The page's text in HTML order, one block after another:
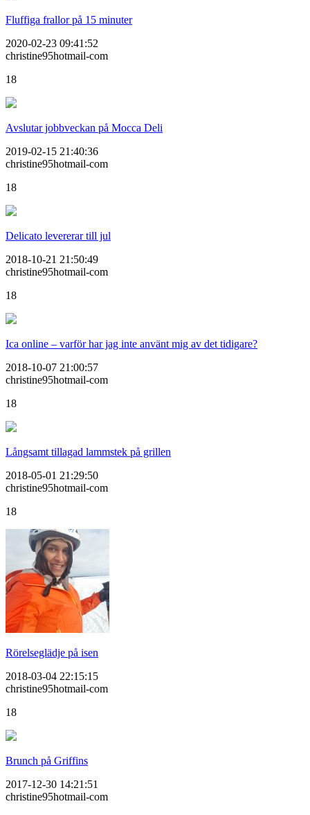
Fluffiga frallor på 15 minuter
2020-02-23 09:41:52
christine95hotmail-com
18
Avslutar jobbveckan på Mocca Deli
2019-02-15 21:40:36
christine95hotmail-com
18
Delicato levererar till jul
2018-10-21 21:50:49
christine95hotmail-com
18
Ica online – varför har jag inte använt mig av det tidigare?
2018-10-07 21:00:57
christine95hotmail-com
18
Långsamt tillagad lammstek på grillen
2018-05-01 21:29:50
christine95hotmail-com
18
Rörelseglädje på isen
2018-03-04 22:15:15
christine95hotmail-com
18
Brunch på Griffins
2017-12-30 14:21:51
christine95hotmail-com